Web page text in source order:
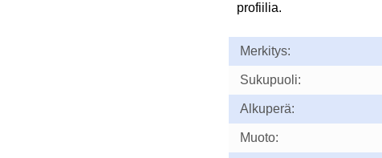
profiilia.
Merkitys:
Sukupuoli:
Alkuperä:
Muoto: